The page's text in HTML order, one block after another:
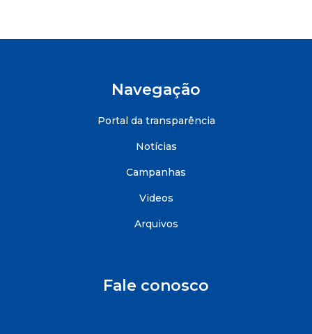
Navegação
Portal da transparência
Notícias
Campanhas
Videos
Arquivos
Fale conosco